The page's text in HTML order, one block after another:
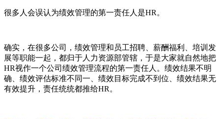
很多人会误认为绩效管理的第一责任人是HR。
确实，在很多公司，绩效管理和员工招聘、薪酬福利、培训发
展等职能一起，都归于人力资源部管辖，于是大家就自然地把
HR视作一个公司绩效管理流程的第一责任人。绩效结果不明
确、绩效评估标准不同一、绩效目标完成不到位、绩效结果无
有效提升，责任统统都推给HR。